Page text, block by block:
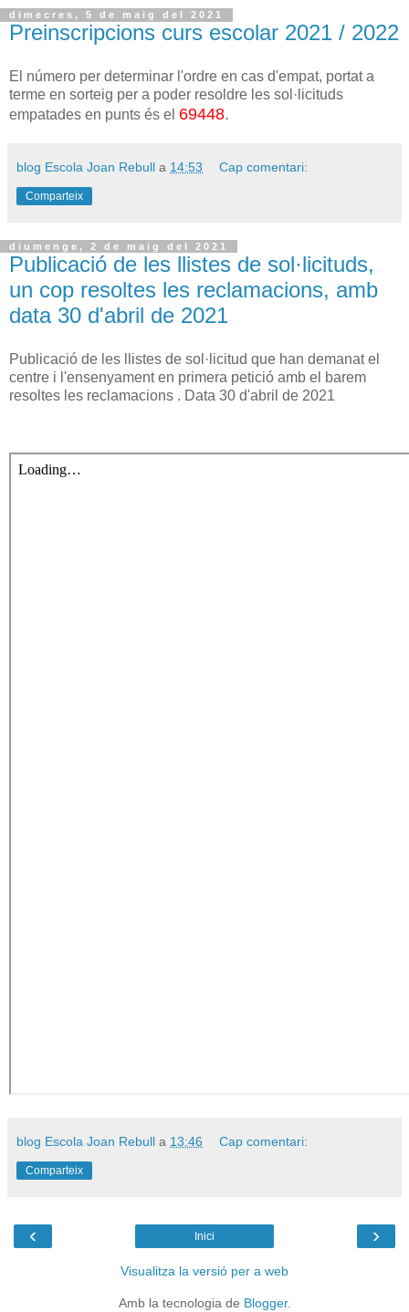
dimecres, 5 de maig del 2021
Preinscripcions curs escolar 2021 / 2022
El número per determinar l'ordre en cas d'empat, portat a
terme en sorteig per a poder resoldre les sol·licituds
empatades en punts és el 69448.
blog Escola Joan Rebull a 14:53 Cap comentari:
Comparteix
diumenge, 2 de maig del 2021
Publicació de les llistes de sol·licituds,
un cop resoltes les reclamacions, amb
data 30 d'abril de 2021
Publicació de les llistes de sol·licitud que han demanat el
centre i l'ensenyament en primera petició amb el barem
resoltes les reclamacions . Data 30 d'abril de 2021
blog Escola Joan Rebull a 13:46 Cap comentari:
Comparteix
‹ ›
Inici
Visualitza la versió per a web
Amb la tecnologia de Blogger.